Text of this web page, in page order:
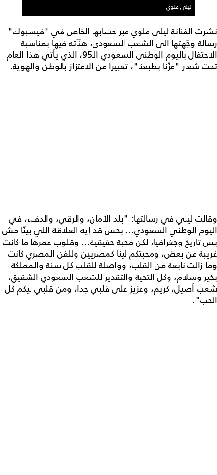
ليلى علوي
نشرت الفنانة ليلى علوي عبر حسابها الخاص في "فيسبوك"
رسالة وجّهتها الى الشعب السعودي، هنّأته فيها بمناسبة
الاحتفال باليوم الوطنى السعودي الـ95، الذي يأتي هذا العام
تحت شعار "عزّنا بطبعنا"، تعبيراً عن الاعتزاز بالوطن والهوية.
وقالت ليلي في رسالتها: "بلد الأمان، والرقي، والدفء، في
اليوم الوطني السعودي... بحس قد إيه العلاقة اللي بينّا مش
بس تاريخ وجغرافيا، لكن محبة حقيقية... وقلوب عمرها ما كانت
غريبة عن بعض، ومحبتكم لينا كمصريين وللفن المصري كانت
وما زالت نابعة من القلب، وواصلة للقلب كل سنة والمملكة
بخير وسلام، وكل التحية والتقدير للشعب السعودي الشقيق،
شعب أصيل، كريم، وعزيز على قلبي جداً، ومن قلبي ليكم كل
الحب".